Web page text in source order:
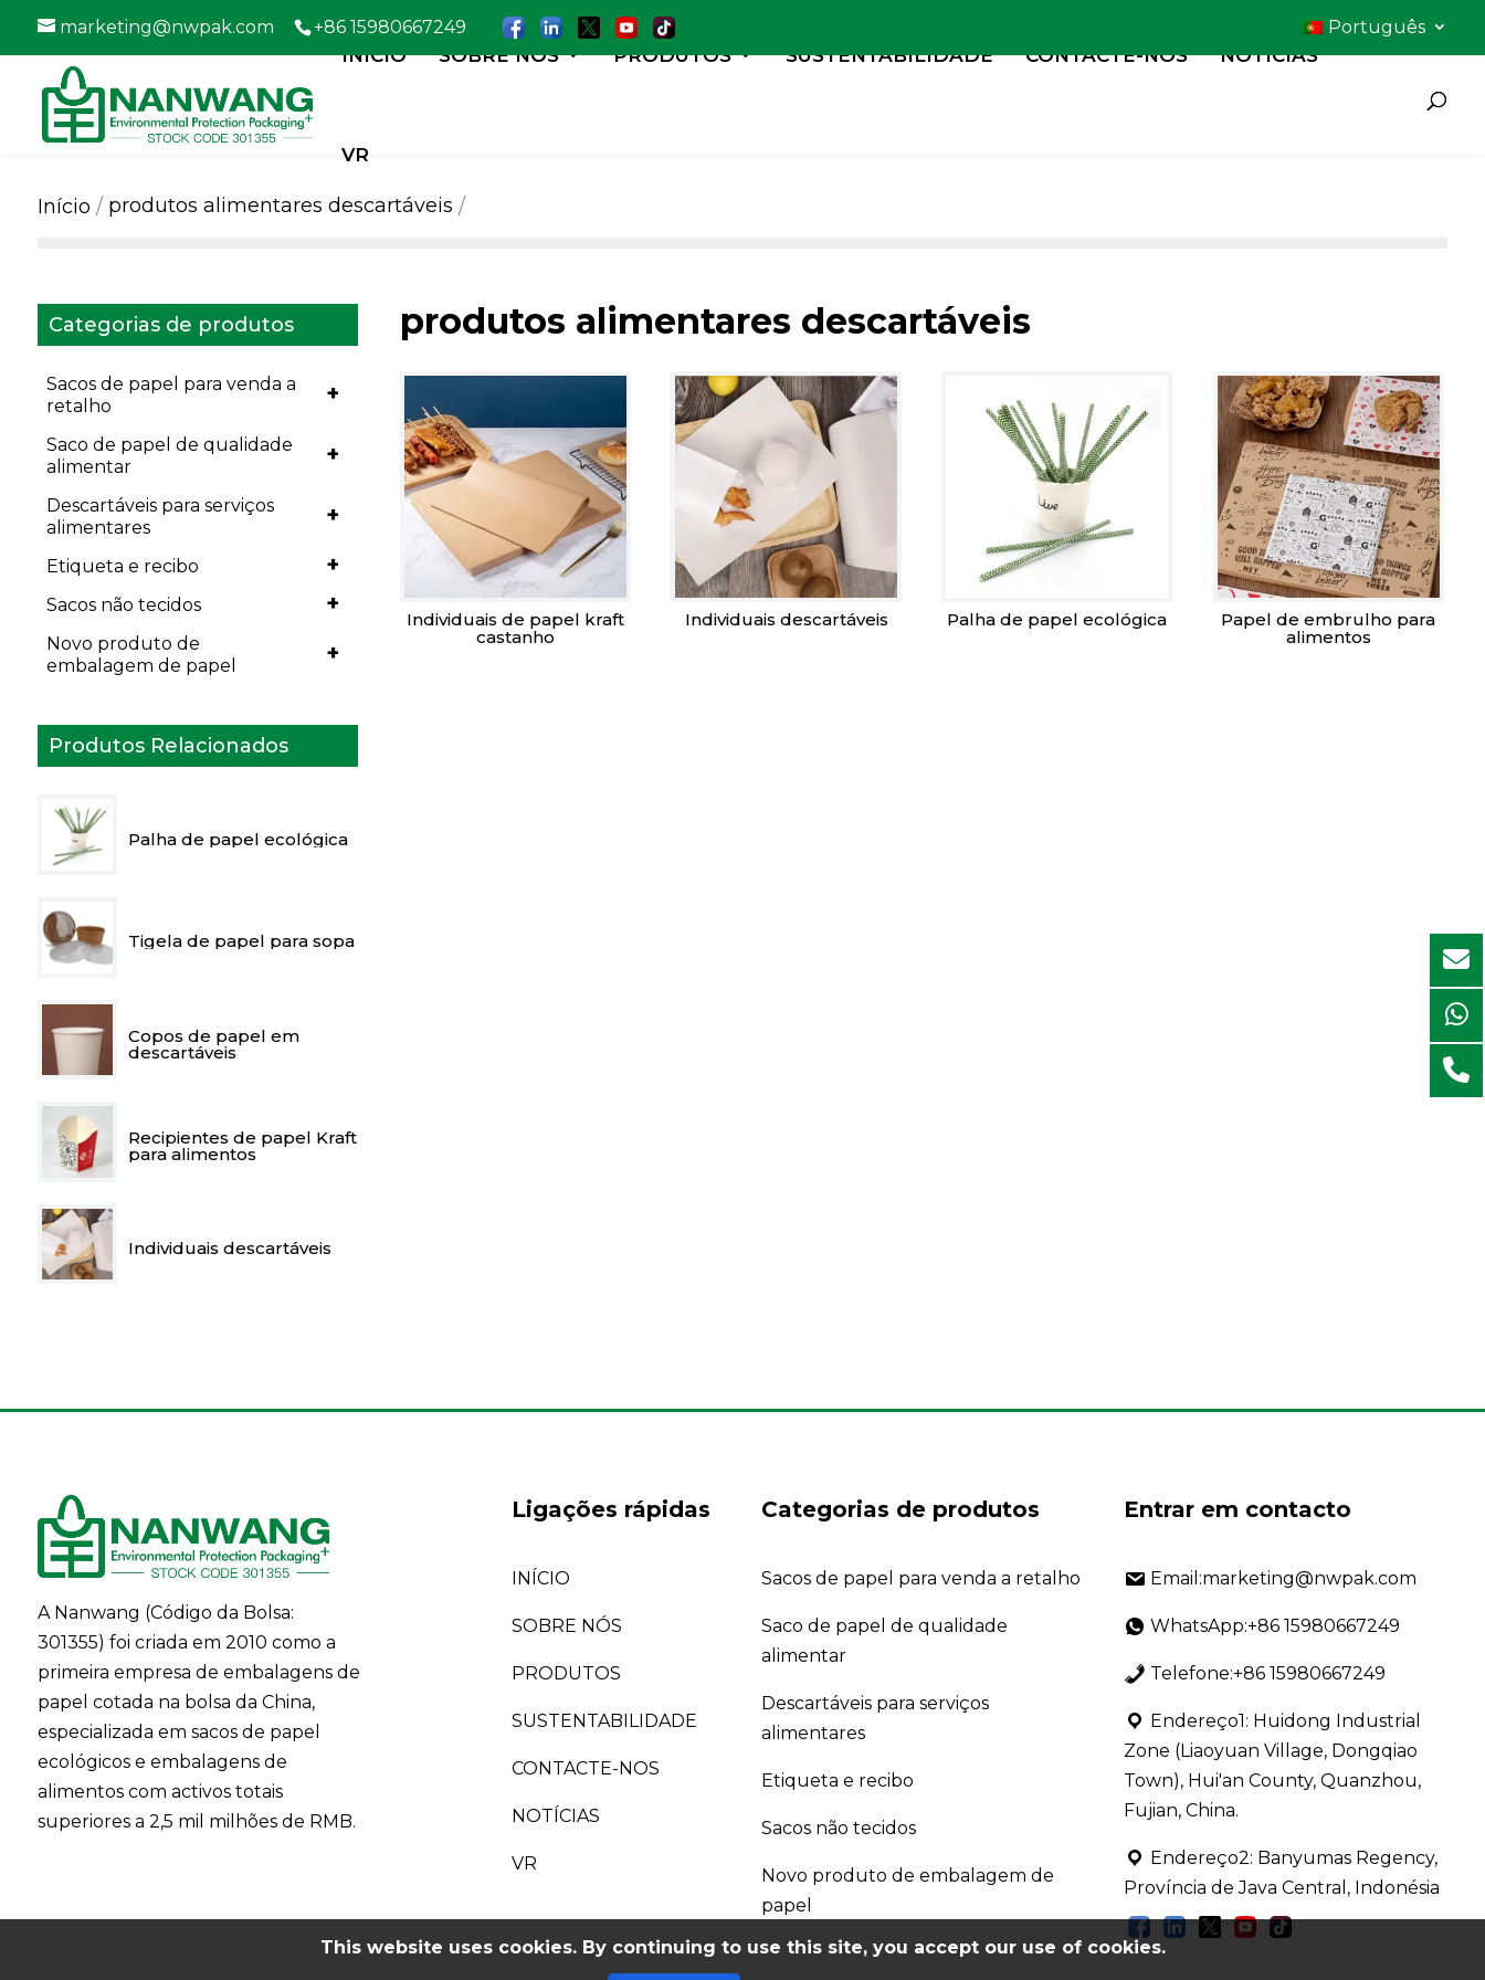
marketing@nwpak.com +86 15980667249 Português
INÍCIO SOBRE NÓS PRODUTOS SUSTENTABILIDADE CONTACTE-NOS NOTÍCIAS
VR
Início produtos alimentares descartáveis
Categorias de produtos
+
Sacos de papel para venda a
retalho
+
Saco de papel de qualidade
alimentar
+
Descartáveis para serviços
alimentares
+
Etiqueta e recibo
+
Sacos não tecidos
+
Novo produto de
embalagem de papel
Produtos Relacionados
Palha de papel ecológica
Tigela de papel para sopa
Copos de papel em
descartáveis
Recipientes de papel Kraft
para alimentos
Individuais descartáveis
produtos alimentares descartáveis
Individuais de papel kraft
castanho
Individuais descartáveis Palha de papel ecológica
Papel de embrulho para
alimentos
A Nanwang (Código da Bolsa:
301355) foi criada em 2010 como a
primeira empresa de embalagens de
papel cotada na bolsa da China,
especializada em sacos de papel
ecológicos e embalagens de
alimentos com activos totais
superiores a 2,5 mil milhões de RMB.
Ligações rápidas
INÍCIO
SOBRE NÓS
PRODUTOS
SUSTENTABILIDADE
CONTACTE-NOS
NOTÍCIAS
VR
Categorias de produtos
Sacos de papel para venda a retalho
Saco de papel de qualidade
alimentar
Descartáveis para serviços
alimentares
Etiqueta e recibo
Sacos não tecidos
Novo produto de embalagem de
papel
Entrar em contacto
Email:marketing@nwpak.com
WhatsApp:+86 15980667249
Telefone:+86 15980667249
Endereço1: Huidong Industrial
Zone (Liaoyuan Village, Dongqiao
Town), Hui'an County, Quanzhou,
Fujian, China.
Endereço2: Banyumas Regency,
Província de Java Central, Indonésia
This website uses cookies. By continuing to use this site, you accept our use of cookies.